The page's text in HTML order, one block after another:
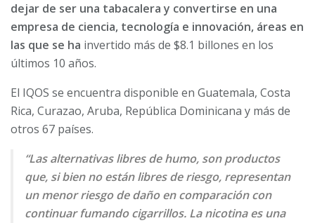
dejar de ser una tabacalera y convertirse en una
empresa de ciencia, tecnología e innovación, áreas en
las que se ha invertido más de $8.1 billones en los
últimos 10 años.
El IQOS se encuentra disponible en Guatemala, Costa
Rica, Curazao, Aruba, República Dominicana y más de
otros 67 países.
“Las alternativas libres de humo, son productos
que, si bien no están libres de riesgo, representan
un menor riesgo de daño en comparación con
continuar fumando cigarrillos. La nicotina es una